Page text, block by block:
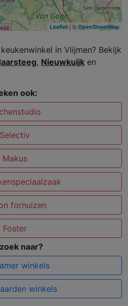
Leaflet | © OpenStreetMap
in Vlijmen? Bekijk
, Nieuwkuijk en
ook:
Selectiv
Makus
fornuizen
Foster
naar?
winkels
winkels